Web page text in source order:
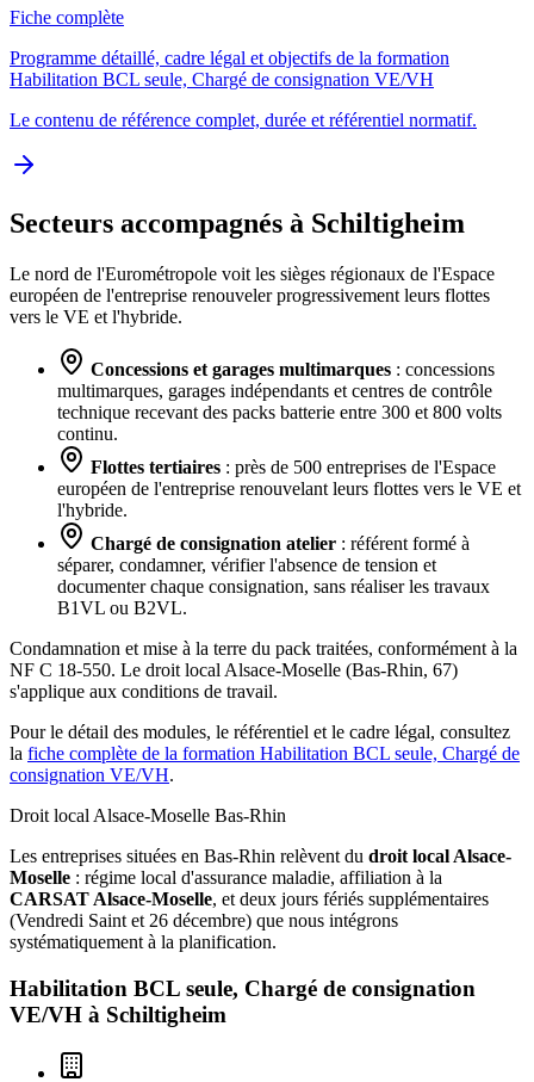
Fiche complète
Programme détaillé, cadre légal et objectifs de la formation
Habilitation BCL seule, Chargé de consignation VE/VH
Le contenu de référence complet, durée et référentiel normatif.
Secteurs accompagnés à Schiltigheim
Le nord de l'Eurométropole voit les sièges régionaux de l'Espace
européen de l'entreprise renouveler progressivement leurs flottes
vers le VE et l'hybride.
Concessions et garages multimarques : concessions
multimarques, garages indépendants et centres de contrôle
technique recevant des packs batterie entre 300 et 800 volts
continu.
Flottes tertiaires : près de 500 entreprises de l'Espace
européen de l'entreprise renouvelant leurs flottes vers le VE et
l'hybride.
Chargé de consignation atelier : référent formé à
séparer, condamner, vérifier l'absence de tension et
documenter chaque consignation, sans réaliser les travaux
B1VL ou B2VL.
Condamnation et mise à la terre du pack traitées, conformément à la
NF C 18-550. Le droit local Alsace-Moselle (Bas-Rhin, 67)
s'applique aux conditions de travail.
Pour le détail des modules, le référentiel et le cadre légal, consultez
la fiche complète de la formation Habilitation BCL seule, Chargé de
consignation VE/VH.
Droit local Alsace-Moselle Bas-Rhin
Les entreprises situées en Bas-Rhin relèvent du droit local Alsace-
Moselle : régime local d'assurance maladie, affiliation à la
CARSAT Alsace-Moselle, et deux jours fériés supplémentaires
(Vendredi Saint et 26 décembre) que nous intégrons
systématiquement à la planification.
Habilitation BCL seule, Chargé de consignation
VE/VH à Schiltigheim